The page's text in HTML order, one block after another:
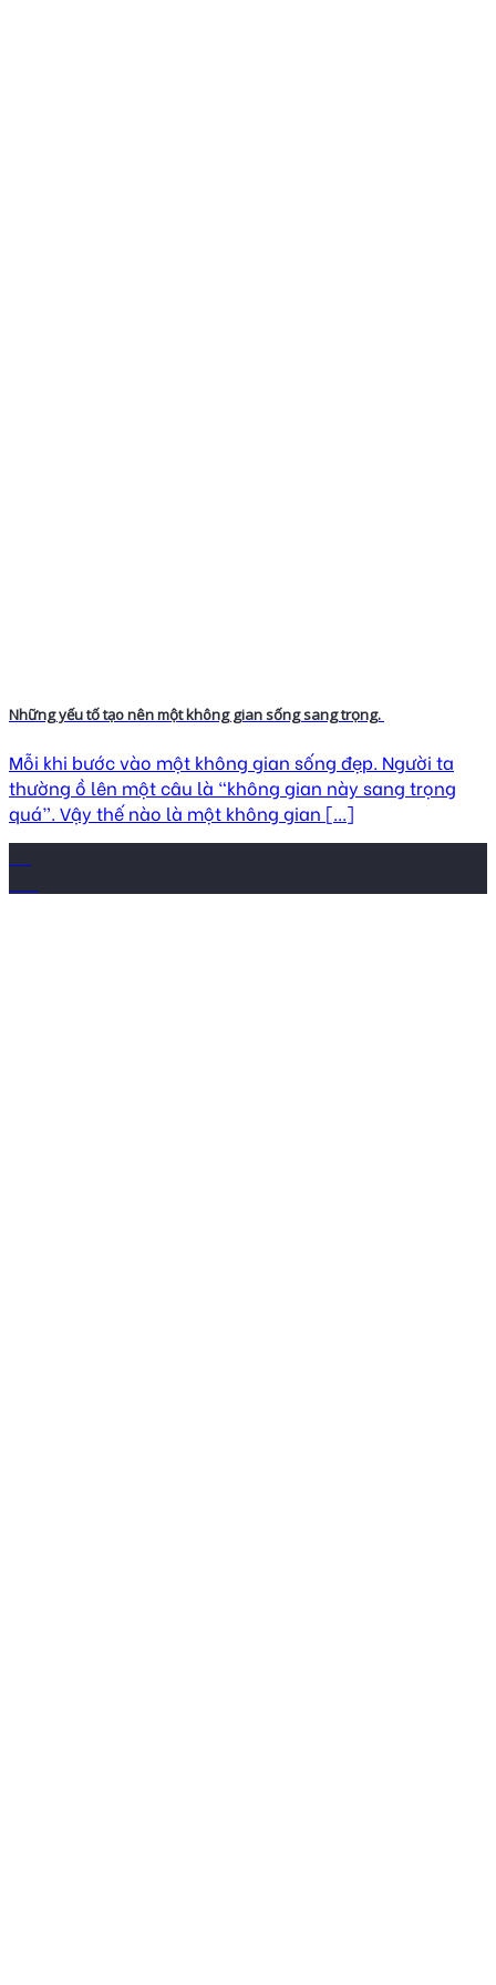
Những yếu tố tạo nên một không gian sống sang trọng.
Mỗi khi bước vào một không gian sống đẹp. Người ta
thường ồ lên một câu là “không gian này sang trọng
quá”. Vậy thế nào là một không gian [...]